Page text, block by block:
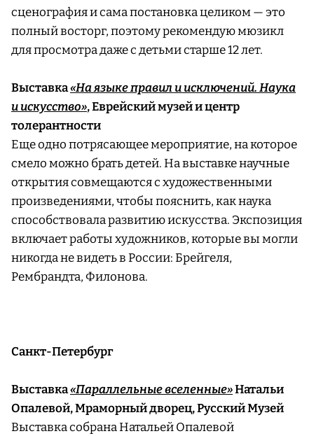
сценография и сама постановка целиком — это
полный восторг, поэтому рекомендую мюзикл
для просмотра даже с детьми старше 12 лет.
Выставка«На языке правил и исключений. Наука
и искусство», Еврейский музей и центр
толерантности
Еще одно потрясающее мероприятие, на которое
смело можно брать детей. На выставке научные
открытия совмещаются с художественными
произведениями, чтобы пояснить, как наука
способствовала развитию искусства. Экспозиция
включает работы художников, которые вы могли
никогда не видеть в России: Брейгеля,
Рембрандта, Филонова.
Санкт-Петербург
Выставка«Параллельные вселенные»Натальи
Опалевой, Мраморный дворец, Русский Музей
Выставка собрана Натальей Опалевой